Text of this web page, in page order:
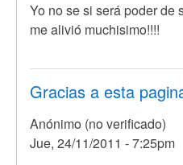
Yo no se si será poder de
me alivió muchisimo!!!!
Gracias a esta
Anónimo (no verificado)
Jue, 24/11/2011 - 7:25pm